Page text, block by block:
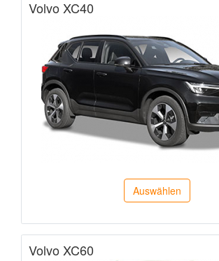
Volvo XC40
Auswählen
Volvo XC60